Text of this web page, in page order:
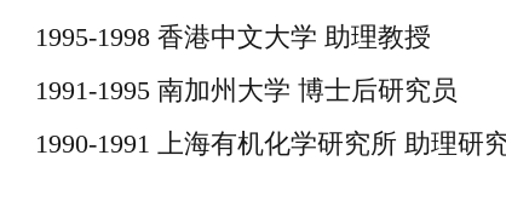
1995-1998 香港中文大学 助理教授
1991-1995 南加州大学 博士后研究员
1990-1991 上海有机化学研究所 助理研